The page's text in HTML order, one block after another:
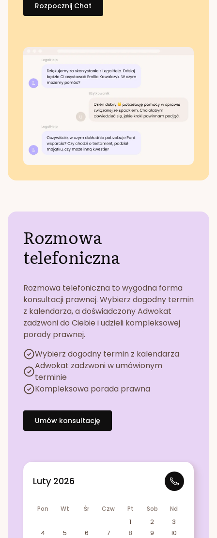
Rozpocznij Chat
Rozmowa
telefoniczna
Rozmowa telefoniczna to wygodna forma
konsultacji prawnej. Wybierz dogodny termin
z kalendarza, a doświadczony Adwokat
zadzwoni do Ciebie i udzieli kompleksowej
porady prawnej.
Wybierz dogodny termin z kalendarza
Adwokat zadzwoni w umówionym
terminie
Kompleksowa porada prawna
Umów konsultację
Luty 2026
Pon Wt Śr Czw Pt Sob Nd
1 2
3
4
5 6 7 8 9
10